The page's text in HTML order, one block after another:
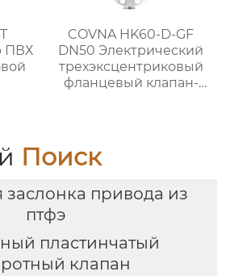
ПВХ
COVNA HK60-D-GF
DN50 Электрический
трехэксцентриковый
фланцевый клапан-
Поиск
заслонка привода из
птфэ
пластинчатый
клапан